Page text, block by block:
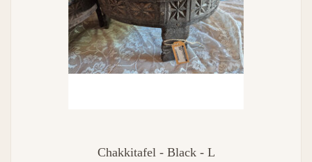
Chakkitafel - Black - L